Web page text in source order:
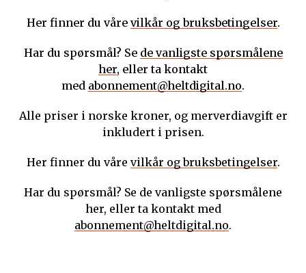
Her finner du våre vilkår og bruksbetingelser.
Har du spørsmål? Se de vanligste spørsmålene
her, eller ta kontakt
med abonnement@heltdigital.no.
Alle priser i norske kroner, og merverdiavgift er
inkludert i prisen.
Her finner du våre vilkår og bruksbetingelser.
Har du spørsmål? Se de vanligste spørsmålene
her, eller ta kontakt med
abonnement@heltdigital.no.